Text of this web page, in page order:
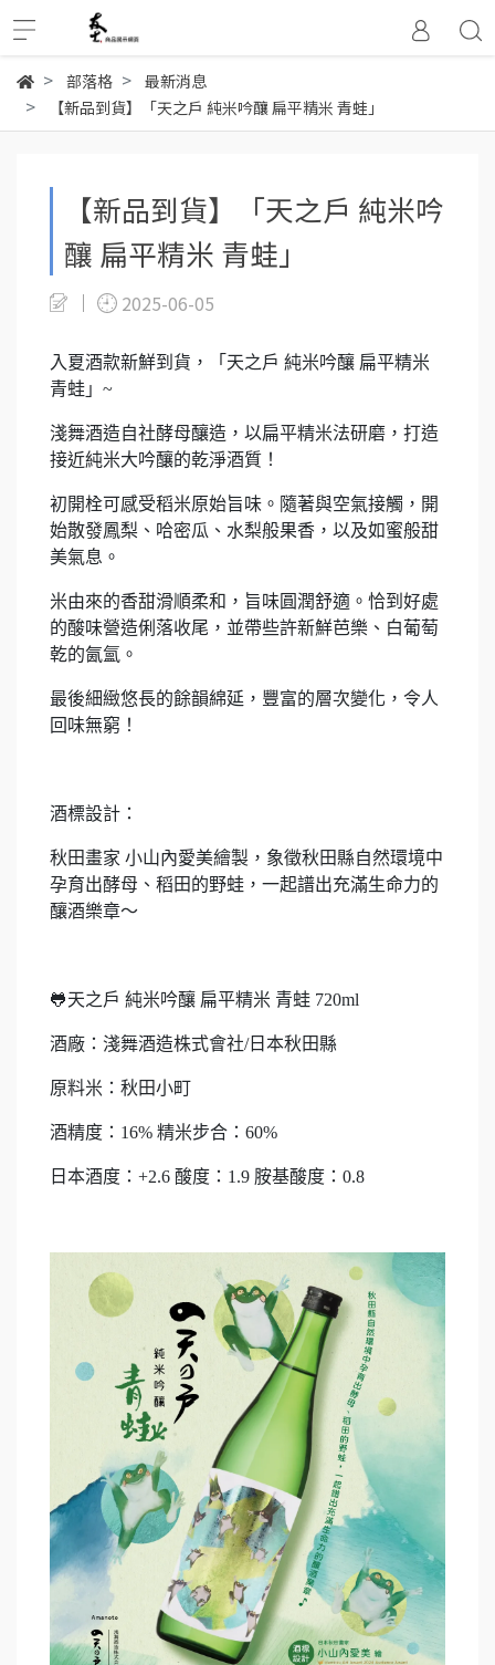
部落格
最新消息
【新品到貨】「天之戶 純米吟釀 扁平精米 青蛙」
【新品到貨】「天之戶 純米吟
釀 扁平精米 青蛙」
2025-06-05
入夏酒款新鮮到貨，「天之戶 純米吟釀 扁平精米
青蛙」~
淺舞酒造自社酵母釀造，以扁平精米法研磨，打造
接近純米大吟釀的乾淨酒質！
初開栓可感受稻米原始旨味。隨著與空氣接觸，開
始散發鳳梨、哈密瓜、水梨般果香，以及如蜜般甜
美氣息。
米由來的香甜滑順柔和，旨味圓潤舒適。恰到好處
的酸味營造俐落收尾，並帶些許新鮮芭樂、白葡萄
乾的氤氳。
最後細緻悠長的餘韻綿延，豐富的層次變化，令人
回味無窮！
酒標設計：
秋田畫家 小山內愛美繪製，象徵秋田縣自然環境中
孕育出酵母、稻田的野蛙，一起譜出充滿生命力的
釀酒樂章～
🐸天之戶 純米吟釀 扁平精米 青蛙 720ml
酒廠：淺舞酒造株式會社/日本秋田縣
原料米：秋田小町
酒精度：16% 精米步合：60%
日本酒度：+2.6 酸度：1.9 胺基酸度：0.8